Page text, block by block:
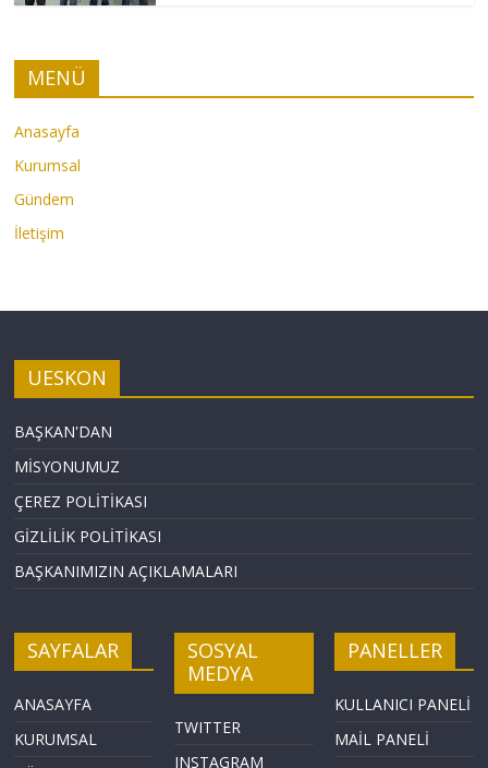
MENÜ
Anasayfa
Kurumsal
Gündem
İletişim
UESKON
BAŞKAN'DAN
MİSYONUMUZ
ÇEREZ POLİTİKASI
GİZLİLİK POLİTİKASI
BAŞKANIMIZIN AÇIKLAMALARI
SAYFALAR
ANASAYFA
KURUMSAL
SOSYAL
MEDYA
TWITTER
INSTAGRAM
PANELLER
KULLANICI PANELİ
MAİL PANELİ